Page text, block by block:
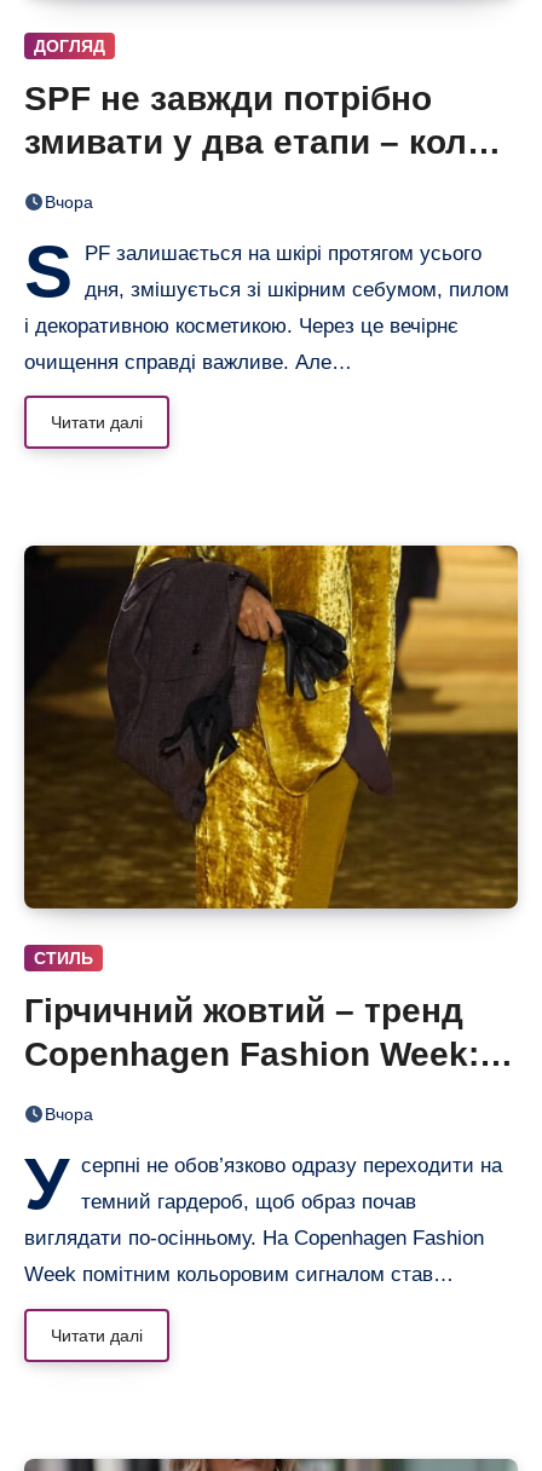
ДОГЛЯД
SPF не завжди потрібно
змивати у два етапи – коли
одного очищення достатньо
Вчора
S
PF залишається на шкірі протягом усього
дня, змішується зі шкірним себумом, пилом
і декоративною косметикою. Через це вечірнє
очищення справді важливе. Але…
Читати далі
СТИЛЬ
Гірчичний жовтий – тренд
Copenhagen Fashion Week: 6
образів, що переводять літо
Вчора
У серпні не обов’язково одразу переходити на
темний гардероб, щоб образ почав
виглядати по-осінньому. На Copenhagen Fashion
Week помітним кольоровим сигналом став…
Читати далі